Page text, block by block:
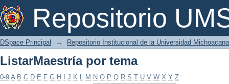
Repositorio
ListarMaestría por tema
DSpace Principal → Repositorio Institucional de la Universidad
ListarMaestría por tema
0-9 A B C D E F G H J K L M N O P Q R S T U V W X Y Z